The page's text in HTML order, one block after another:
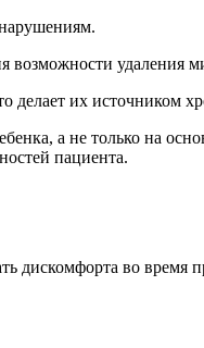
возможности удаления
их источником
а не только на
пациента.
дискомфорта во время